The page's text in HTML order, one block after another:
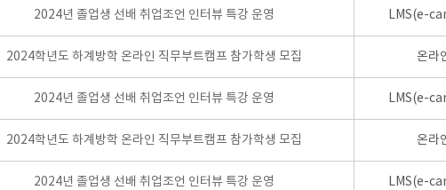
2024년 졸업생 선배 취업조언 인터뷰 특강 운영 LMS(e-
2024학년도 하계방학 온라인 직무부트캠프 참가학생 모집 온라
2024년 졸업생 선배 취업조언 인터뷰 특강 운영 LMS(e-
2024학년도 하계방학 온라인 직무부트캠프 참가학생 모집 온라
2024년 졸업생 선배 취업조언 인터뷰 특강 운영 LMS(e-